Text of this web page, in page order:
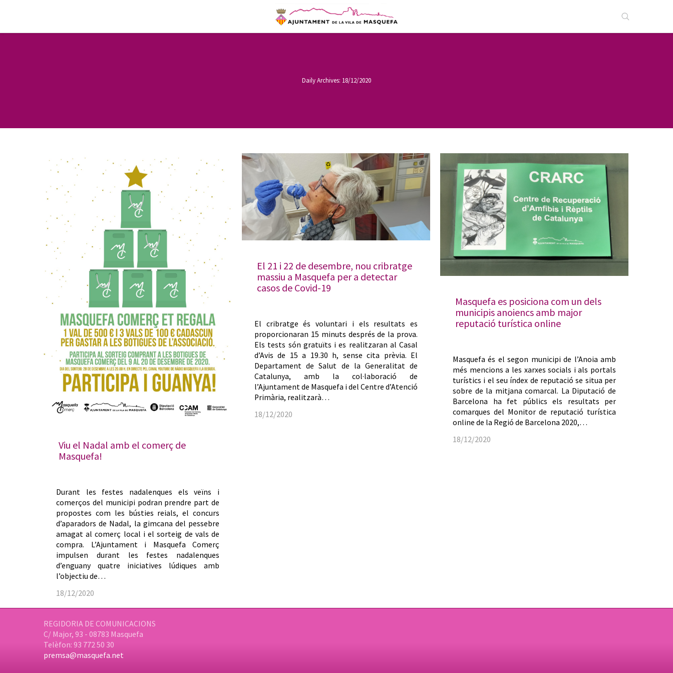
Daily Archives: 18/12/2020
Viu el Nadal amb el comerç de
Masquefa!
Durant les festes nadalenques els veïns i
comerços del municipi podran prendre part de
propostes com les bústies reials, el concurs
d’aparadors de Nadal, la gimcana del pessebre
amagat al comerç local i el sorteig de vals de
compra. L’Ajuntament i Masquefa Comerç
impulsen durant les festes nadalenques
d’enguany quatre iniciatives lúdiques amb
l’objectiu de…
18/12/2020
El 21 i 22 de desembre, nou cribratge
massiu a Masquefa per a detectar
casos de Covid-19
El cribratge és voluntari i els resultats es
proporcionaran 15 minuts després de la prova.
Els tests són gratuïts i es realitzaran al Casal
d’Avis de 15 a 19.30 h, sense cita prèvia. El
Departament de Salut de la Generalitat de
Catalunya, amb la col·laboració de
l’Ajuntament de Masquefa i del Centre d’Atenció
Primària, realitzarà…
18/12/2020
Masquefa es posiciona com un dels
municipis anoiencs amb major
reputació turística online
Masquefa és el segon municipi de l’Anoia amb
més mencions a les xarxes socials i als portals
turístics i el seu índex de reputació se situa per
sobre de la mitjana comarcal. La Diputació de
Barcelona ha fet públics els resultats per
comarques del Monitor de reputació turística
online de la Regió de Barcelona 2020,…
18/12/2020
REGIDORIA DE COMUNICACIONS
C/ Major, 93 - 08783 Masquefa
Telèfon: 93 772 50 30
premsa@masquefa.net